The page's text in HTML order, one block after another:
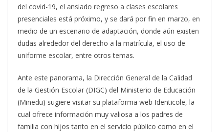
del covid-19, el ansiado regreso a clases escolares
presenciales está próximo, y se dará por fin en marzo, en
medio de un escenario de adaptación, donde aún existen
dudas alrededor del derecho a la matrícula, el uso de
uniforme escolar, entre otros temas.
Ante este panorama, la Dirección General de la Calidad
de la Gestión Escolar (DIGC) del Ministerio de Educación
(Minedu) sugiere visitar su plataforma web Identicole, la
cual ofrece información muy valiosa a los padres de
familia con hijos tanto en el servicio público como en el